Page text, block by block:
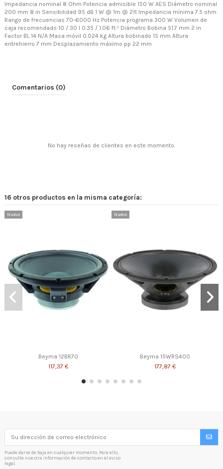
Impedancia nominal 8 Ohm Potencia admisible 150 W AES Diámetro nominal
200 mm 8 in Sensibilidad 95 dB 1 W @ 1m @ 2π Impedancia mínima 7.5 ohm
Rango de frecuencias 70-6000 Hz Potencia programa 300 W Volumen de
caja recomendado 10 / 30 l 0.35 / 1.06 ft.³ Diámetro Bobina 51.7 mm 2 in
Factor BL 14 N/A Masa móvil 0.024 kg Altura bobinado 15 mm Altura
entrehierro 7 mm Desplazamiento máximo pp 22 mm
Comentarios (0)
No hay reseñas de clientes en este momento.
16 otros productos en la misma categoría:
Nuevo
Beyma 12BR70
117,37 €
Nuevo
Beyma 15WRS400
177,87 €
Puede darse de baja en cualquier momento. Para ello,
consulte nuestra información de contacto en el aviso
legal.